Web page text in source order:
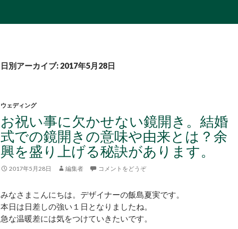
日別アーカイブ: 2017年5月28日
ウェディング
お祝い事に欠かせない鏡開き。結婚
式での鏡開きの意味や由来とは？余
興を盛り上げる秘訣があります。
2017年5月28日 編集者 コメントをどうぞ
みなさまこんにちは。デザイナーの飯島夏実です。
本日は日差しの強い１日となりましたね。
急な温暖差には気をつけていきたいです。